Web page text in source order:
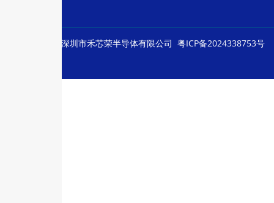
深圳市禾芯荣半导体有限公司 粤ICP备2024338753号